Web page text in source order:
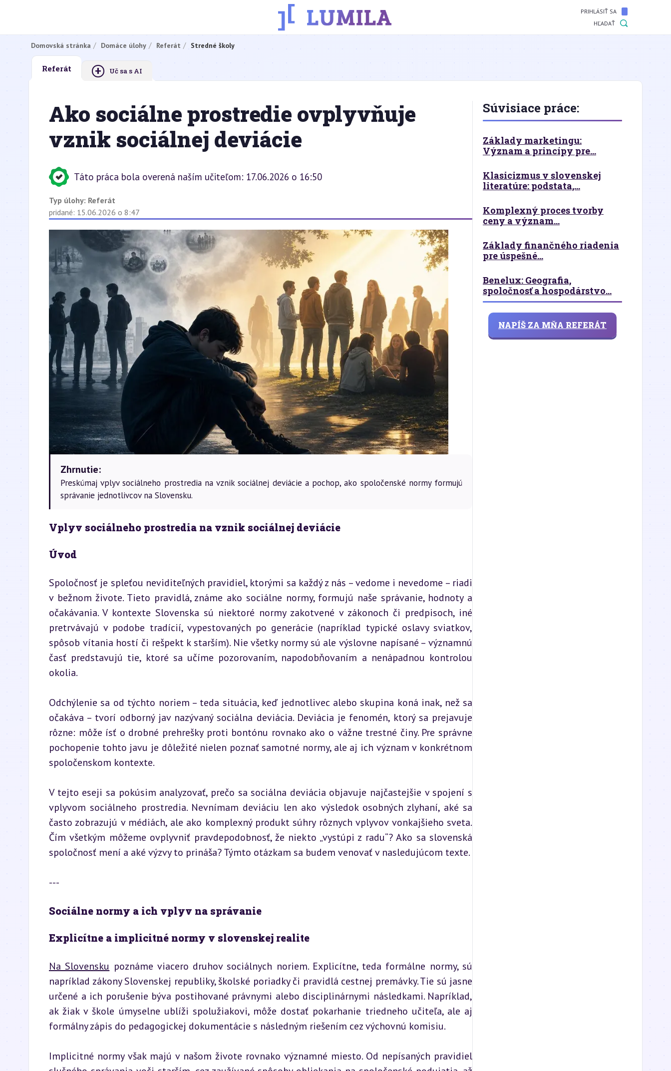
PRIHLÁSIŤ SA
HĽADAŤ
Domovská stránka Domáce úlohy Referát Stredné školy
Referát + Uč sa s AI
Ako sociálne prostredie ovplyvňuje
vznik sociálnej deviácie
Táto práca bola overená naším učiteľom: 17.06.2026 o 16:50
Typ úlohy: Referát
pridané: 15.06.2026 o 8:47
Zhrnutie:
Preskúmaj vplyv sociálneho prostredia na vznik sociálnej deviácie a pochop, ako spoločenské normy formujú
správanie jednotlivcov na Slovensku.
Vplyv sociálneho prostredia na vznik sociálnej deviácie
Úvod
Spoločnosť je spleťou neviditeľných pravidiel, ktorými sa každý z nás – vedome i nevedome – riadi
v bežnom živote. Tieto pravidlá, známe ako sociálne normy, formujú naše správanie, hodnoty a
očakávania. V kontexte Slovenska sú niektoré normy zakotvené v zákonoch či predpisoch, iné
pretrvávajú v podobe tradícií, vypestovaných po generácie (napríklad typické oslavy sviatkov,
spôsob vítania hostí či rešpekt k starším). Nie všetky normy sú ale výslovne napísané – významnú
časť predstavujú tie, ktoré sa učíme pozorovaním, napodobňovaním a nenápadnou kontrolou
okolia.
Odchýlenie sa od týchto noriem – teda situácia, keď jednotlivec alebo skupina koná inak, než sa
očakáva – tvorí odborný jav nazývaný sociálna deviácia. Deviácia je fenomén, ktorý sa prejavuje
rôzne: môže ísť o drobné prehrešky proti bontónu rovnako ako o vážne trestné činy. Pre správne
pochopenie tohto javu je dôležité nielen poznať samotné normy, ale aj ich význam v konkrétnom
spoločenskom kontexte.
V tejto eseji sa pokúsim analyzovať, prečo sa sociálna deviácia objavuje najčastejšie v spojení s
vplyvom sociálneho prostredia. Nevnímam deviáciu len ako výsledok osobných zlyhaní, aké sa
často zobrazujú v médiách, ale ako komplexný produkt súhry rôznych vplyvov vonkajšieho sveta.
Čím všetkým môžeme ovplyvniť pravdepodobnosť, že niekto „vystúpi z radu“? Ako sa slovenská
spoločnosť mení a aké výzvy to prináša? Týmto otázkam sa budem venovať v nasledujúcom texte.
---
Sociálne normy a ich vplyv na správanie
Explicítne a implicitné normy v slovenskej realite
Na Slovensku poznáme viacero druhov sociálnych noriem. Explicítne, teda formálne normy, sú
napríklad zákony Slovenskej republiky, školské poriadky či pravidlá cestnej premávky. Tie sú jasne
určené a ich porušenie býva postihované právnymi alebo disciplinárnymi následkami. Napríklad,
ak žiak v škole úmyselne ublíži spolužiakovi, môže dostať pokarhanie triedneho učiteľa, ale aj
formálny zápis do pedagogickej dokumentácie s následným riešením cez výchovnú komisiu.
Implicitné normy však majú v našom živote rovnako významné miesto. Od nepísaných pravidiel
Súvisiace práce:
Základy marketingu:
Význam a princípy pre...
Klasicizmus v slovenskej
literatúre: podstata,...
Komplexný proces tvorby
ceny a význam...
Základy finančného riadenia
pre úspešné...
Benelux: Geografia,
spoločnosť a hospodárstvo...
NAPÍŠ ZA MŇA REFERÁT